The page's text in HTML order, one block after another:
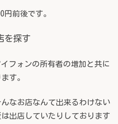
円前後です。
を探す
フォンの所有者の増加と共に
す。
なお店なんて出来るわけない
出店していたりしております